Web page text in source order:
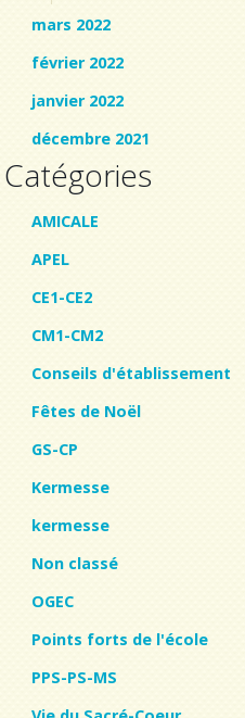
mars 2022
février 2022
janvier 2022
décembre 2021
Catégories
AMICALE
APEL
CE1-CE2
CM1-CM2
Conseils d'établissement
Fêtes de Noël
GS-CP
Kermesse
kermesse
Non classé
OGEC
Points forts de l'école
PPS-PS-MS